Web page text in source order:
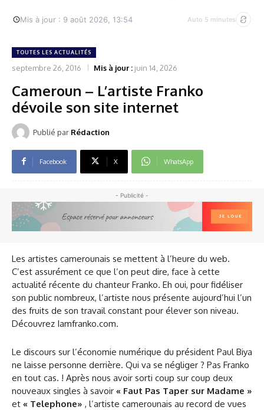
Mis à jour : 9 août 2026, 13:54 Auto 5 minutes
TOUTES LES ACTUALITÉS
septembre 26, 2016 Mis à jour : juin 14, 2026
Cameroun – L’artiste Franko
dévoile son site internet
Publié par Rédaction
Facebook X WhatsApp
- Publicité -
Les artistes camerounais se mettent à l’heure du web.
C’est assurément ce que l’on peut dire, face à cette
actualité récente du chanteur Franko. Eh oui, pour fidéliser
son public nombreux, l’artiste nous présente aujourd’hui l’un
des fruits de son travail constant pour élever son niveau.
Découvrez Iamfranko.com.
Le discours sur l’économie numérique du président Paul Biya
ne laisse personne derrière. Qui va se négliger ? Pas Franko
en tout cas. ! Après nous avoir sorti coup sur coup deux
nouveaux singles à savoir « Faut Pas Taper sur Madame »
et « Telephone» , l’artiste camerounais au record de vues